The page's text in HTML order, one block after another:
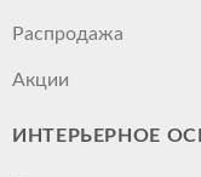
Распродажа
Акции
ИНТЕРЬЕРНОЕ